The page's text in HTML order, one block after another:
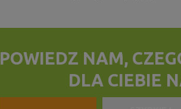
POWIEDZ NAM,
DLA CIEBIE